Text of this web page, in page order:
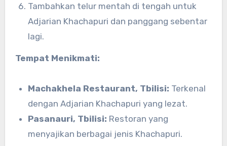
Tambahkan telur mentah di tengah untuk
Adjarian Khachapuri dan panggang sebentar
lagi.
Tempat Menikmati:
Machakhela Restaurant, Tbilisi: Terkenal
dengan Adjarian Khachapuri yang lezat.
Pasanauri, Tbilisi: Restoran yang
menyajikan berbagai jenis Khachapuri.